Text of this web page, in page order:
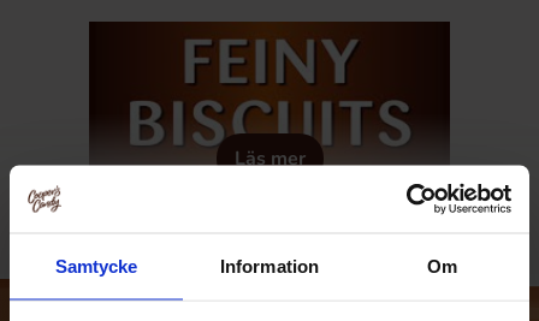
Samtycke Information Om
Läs mer